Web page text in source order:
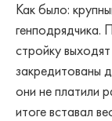
Как было:
генподрядчика.
стройку
закредитованы
они не платили
итоге вставал